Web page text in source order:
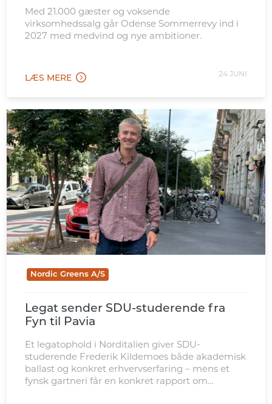
Med 21.000 gæster og voksende
virksomhedssalg går Odense Sommerrevy ind i
2027 med medvind og nye ambitioner.
LÆS MERE 24 JUNI
Nordic Greens A/S
Legat sender SDU-studerende fra
Fyn til Pavia
Et legatophold i Norditalien giver SDU-
studerende Frederik Kildemoes både akademisk
ballast og konkret erhvervserfaring – mens et
fynsk gartneri får en konkret rapport om